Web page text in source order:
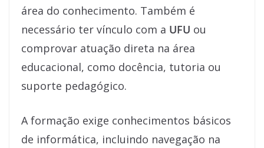
área do conhecimento. Também é
necessário ter vínculo com a UFU ou
comprovar atuação direta na área
educacional, como docência, tutoria ou
suporte pedagógico.
A formação exige conhecimentos básicos
de informática, incluindo navegação na